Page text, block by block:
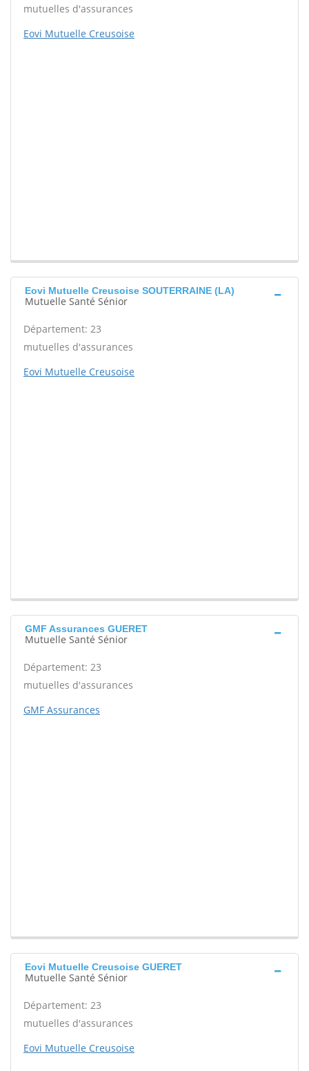
mutuelles d'assurances
Eovi Mutuelle Creusoise
Eovi Mutuelle Creusoise SOUTERRAINE (LA)
Mutuelle Santé Sénior
Département: 23
mutuelles d'assurances
Eovi Mutuelle Creusoise
GMF Assurances GUERET
Mutuelle Santé Sénior
Département: 23
mutuelles d'assurances
GMF Assurances
Eovi Mutuelle Creusoise GUERET
Mutuelle Santé Sénior
Département: 23
mutuelles d'assurances
Eovi Mutuelle Creusoise